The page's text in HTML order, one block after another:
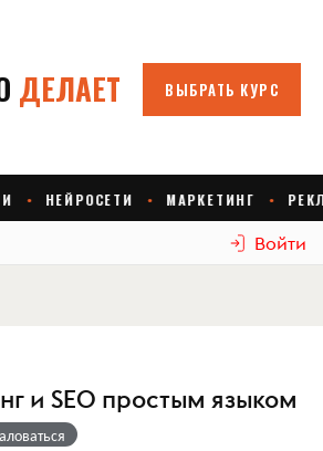
Войти
и SEO простым языком